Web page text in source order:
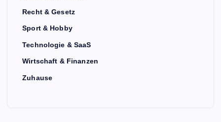
Recht & Gesetz
Sport & Hobby
Technologie & SaaS
Wirtschaft & Finanzen
Zuhause